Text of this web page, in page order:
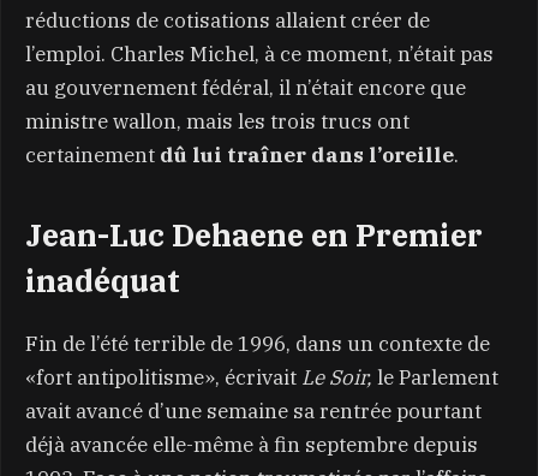
réductions de cotisations allaient créer de
l’emploi. Charles Michel, à ce moment, n’était pas
au gouvernement fédéral, il n’était encore que
ministre wallon, mais les trois trucs ont
certainement dû lui traîner dans l’oreille.
Jean-Luc Dehaene en Premier
inadéquat
Fin de l’été terrible de 1996, dans un contexte de
«fort antipolitisme», écrivait Le Soir, le Parlement
avait avancé d’une semaine sa rentrée pourtant
déjà avancée elle-même à fin septembre depuis